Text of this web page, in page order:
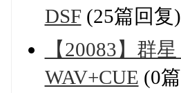
DSF (25篇回复)
【20083】群
WAV+CUE (0